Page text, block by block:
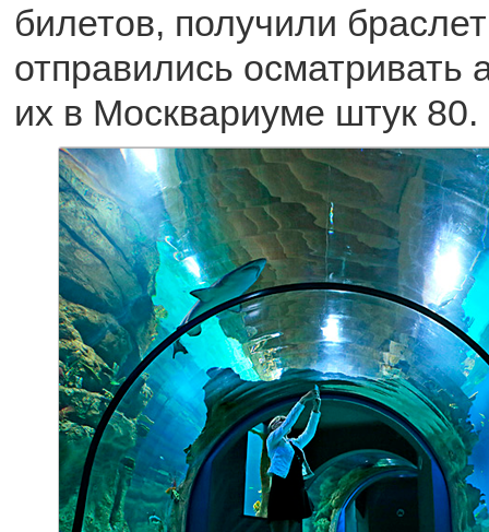
билетов, получили
отправились осматривать
их в Москвариуме штук 80.